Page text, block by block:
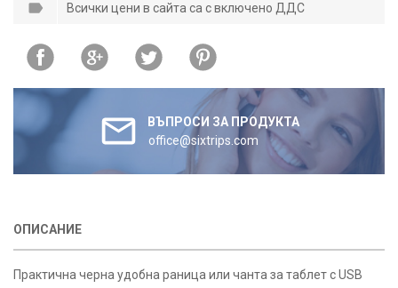
Всички цени в сайта са с включено ДДС
ВЪПРОСИ ЗА ПРОДУКТА
office@sixtrips.com
ОПИСАНИЕ
Практична черна удобна раница или чанта за таблет с USB